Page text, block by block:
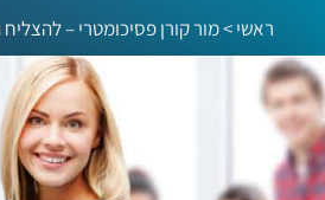
ראשי>מור קורן פסיכומטרי –